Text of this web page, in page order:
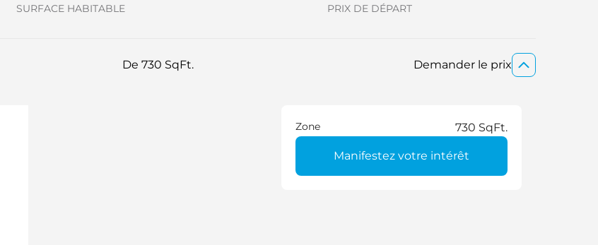
SURFACE HABITABLE PRIX DE DÉPART
De 730 SqFt. Demander le prix
Zone 730 SqFt.
Manifestez votre intérêt